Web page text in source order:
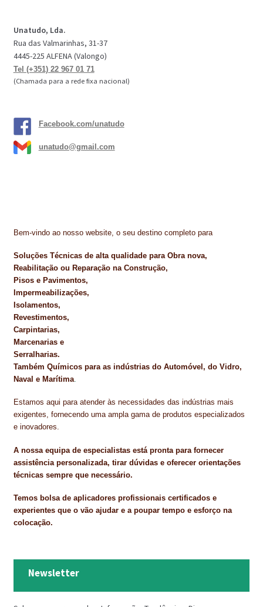
Unatudo, Lda.
Rua das Valmarinhas, 31-37
4445-225 ALFENA (Valongo)
Tel (+351) 22 967 01 71
(Chamada para a rede fixa nacional)
Facebook.com/unatudo
unatudo@gmail.com
Bem-vindo ao nosso website, o seu destino completo para
Soluções Técnicas de alta qualidade para Obra nova,
Reabilitação ou Reparação na Construção,
Pisos e Pavimentos,
Impermeabilizações,
Isolamentos,
Revestimentos,
Carpintarias,
Marcenarias e
Serralharias.
Também Químicos para as indústrias do Automóvel, do Vidro,
Naval e Marítima.
Estamos aqui para atender às necessidades das indústrias mais
exigentes, fornecendo uma ampla gama de produtos especializados
e inovadores.
A nossa equipa de especialistas está pronta para fornecer
assistência personalizada, tirar dúvidas e oferecer orientações
técnicas sempre que necessário.
Temos bolsa de aplicadores profissionais certificados e
experientes que o vão ajudar e a poupar tempo e esforço na
colocação.
Newsletter